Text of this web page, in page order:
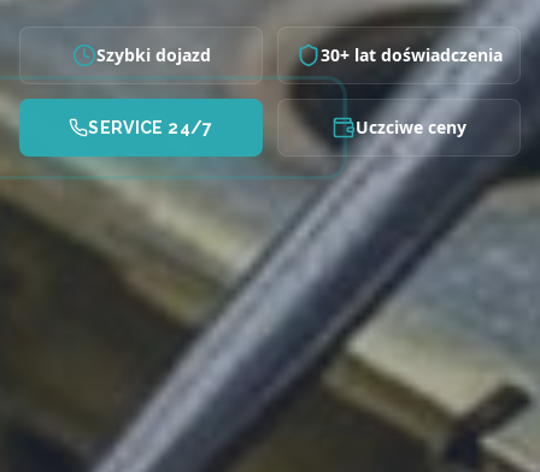
Szybki dojazd 30+ lat doświadczenia
SERVICE 24/7 Uczciwe ceny